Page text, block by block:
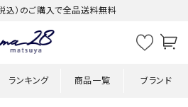
込）のご購入で全品送料無料
ランキング 商品一覧 ブランド